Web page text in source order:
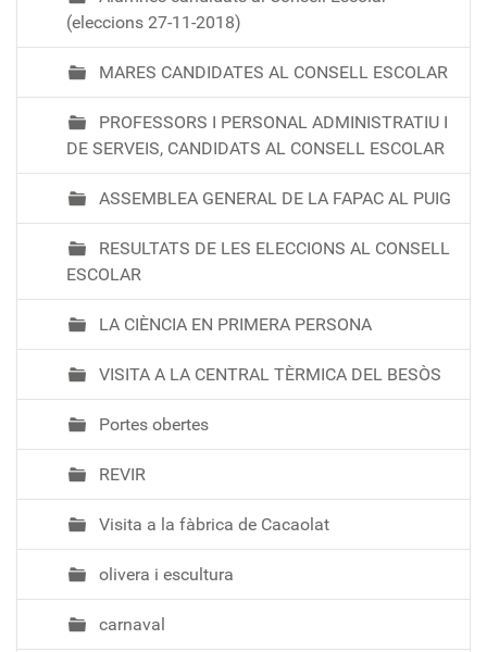
(eleccions 27-11-2018)
MARES CANDIDATES AL CONSELL ESCOLAR
PROFESSORS I PERSONAL ADMINISTRATIU I
DE SERVEIS, CANDIDATS AL CONSELL ESCOLAR
ASSEMBLEA GENERAL DE LA FAPAC AL PUIG
RESULTATS DE LES ELECCIONS AL CONSELL
ESCOLAR
LA CIÈNCIA EN PRIMERA PERSONA
VISITA A LA CENTRAL TÈRMICA DEL BESÒS
Portes obertes
REVIR
Visita a la fàbrica de Cacaolat
olivera i escultura
carnaval